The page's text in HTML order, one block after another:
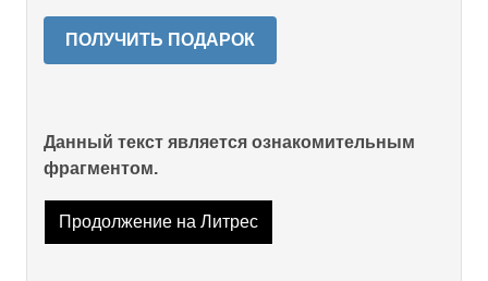
ПОЛУЧИТЬ ПОДАРОК
Данный текст является ознакомительным
фрагментом.
Продолжение на Литрес